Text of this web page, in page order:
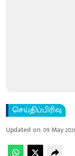
செய்திப்பிரிவு
Updated on:09 May